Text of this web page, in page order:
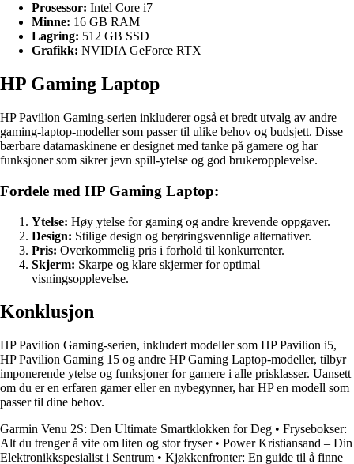
Prosessor: Intel Core i7
Minne: 16 GB RAM
Lagring: 512 GB SSD
Grafikk: NVIDIA GeForce RTX
HP Gaming Laptop
HP Pavilion Gaming-serien inkluderer også et bredt utvalg av andre
gaming-laptop-modeller som passer til ulike behov og budsjett. Disse
bærbare datamaskinene er designet med tanke på gamere og har
funksjoner som sikrer jevn spill-ytelse og god brukeropplevelse.
Fordele med HP Gaming Laptop:
Ytelse: Høy ytelse for gaming og andre krevende oppgaver.
Design: Stilige design og berøringsvennlige alternativer.
Pris: Overkommelig pris i forhold til konkurrenter.
Skjerm: Skarpe og klare skjermer for optimal
visningsopplevelse.
Konklusjon
HP Pavilion Gaming-serien, inkludert modeller som HP Pavilion i5,
HP Pavilion Gaming 15 og andre HP Gaming Laptop-modeller, tilbyr
imponerende ytelse og funksjoner for gamere i alle prisklasser. Uansett
om du er en erfaren gamer eller en nybegynner, har HP en modell som
passer til dine behov.
Garmin Venu 2S: Den Ultimate Smartklokken for Deg • Frysebokser:
Alt du trenger å vite om liten og stor fryser• Power Kristiansand – Din
Elektronikkspesialist i Sentrum • Kjøkkenfronter: En guide til å finne